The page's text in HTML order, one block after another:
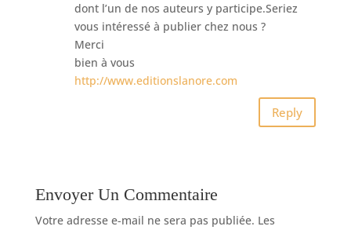
dont l’un de nos auteurs y participe.Seriez
vous intéressé à publier chez nous ?
Merci
bien à vous
http://www.editionslanore.com
Reply
Envoyer Un Commentaire
Votre adresse e-mail ne sera pas publiée. Les